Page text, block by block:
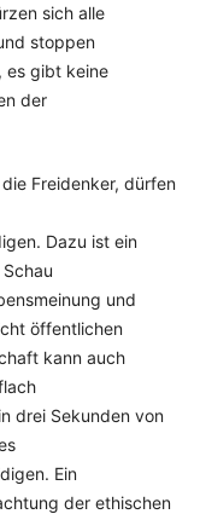
sich alle
stoppen
es gibt keine
der
Freidenker, dürfen
Dazu ist ein
und
öffentlichen
kann auch
drei Sekunden von
Ein
der ethischen